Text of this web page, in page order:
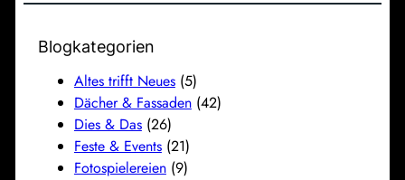
Blogkategorien
Altes trifft Neues(5)
Dächer & Fassaden(42)
Dies & Das(26)
Feste & Events(21)
Fotospielereien(9)